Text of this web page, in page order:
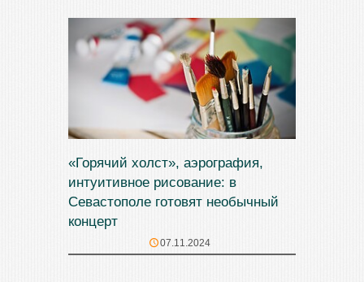
«Горячий холст», аэрография,
интуитивное рисование: в
Севастополе готовят необычный
концерт
07.11.2024